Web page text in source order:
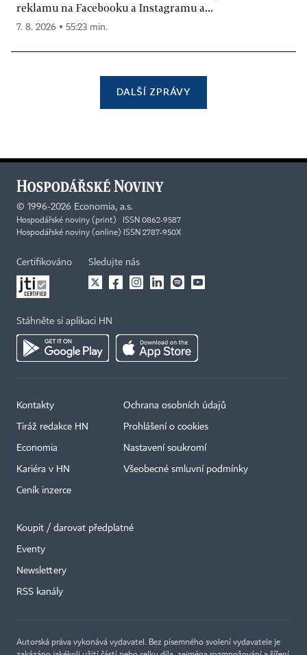
reklamu na Facebooku a Instagramu a...
7. 8. 2026 ▪ 55:23 min.
DALŠÍ ZPRÁVY
© 1996-2026 Economia, a.s.
Hospodářské noviny (print) ISSN 0862-9587
Hospodářské noviny (online) ISSN 2787-950X
Certifikováno Sledujte nás
Stáhněte si aplikaci HN
Kontakty
Tiráž redakce HN
Economia
Kariéra v HN
Ceník inzerce
Ochrana osobních údajů
Prohlášení o cookies
Nastavení soukromí
Všeobecné smluvní podmínky
Koupit / darovat předplatné
Eventy
Newslettery
RSS kanály
Autorská práva vykonává vydavatel. Bez písemného svolení vydavatele je